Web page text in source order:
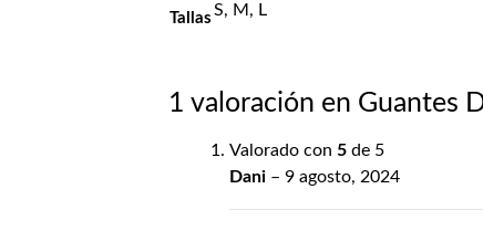
Tallas S, M, L
1 valoración en Guantes
Valorado con 5 de 5
Dani – 9 agosto, 2024